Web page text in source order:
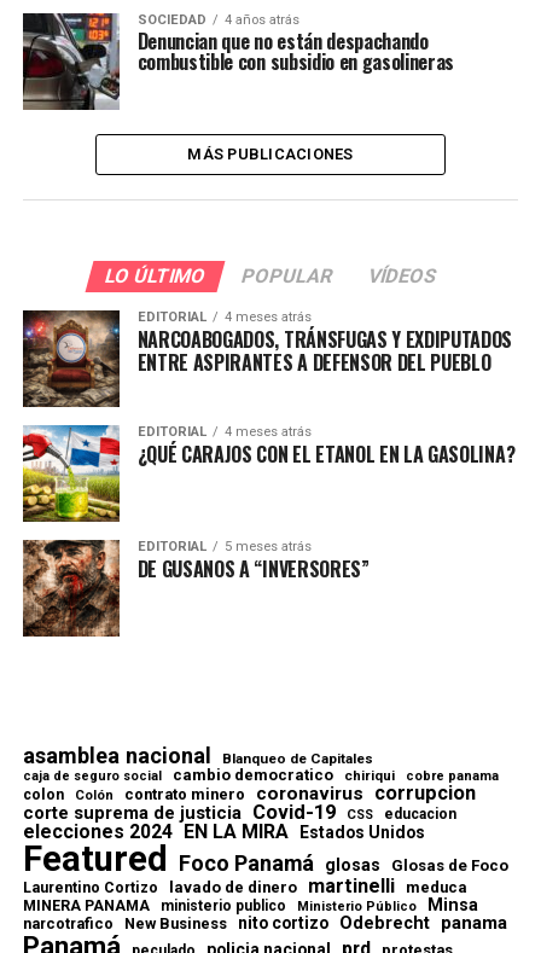
SOCIEDAD 4 años atrás
Denuncian que no están despachando
combustible con subsidio en gasolineras
MÁS PUBLICACIONES
LO ÚLTIMO POPULAR VÍDEOS
EDITORIAL 4 meses atrás
NARCOABOGADOS, TRÁNSFUGAS Y EXDIPUTADOS
ENTRE ASPIRANTES A DEFENSOR DEL PUEBLO
EDITORIAL 4 meses atrás
¿QUÉ CARAJOS CON EL ETANOL EN LA GASOLINA?
EDITORIAL 5 meses atrás
DE GUSANOS A “INVERSORES”
asamblea nacional Blanqueo de Capitales
caja de seguro social cambio democratico chiriqui cobre panama
colon Colón contrato minero coronavirus corrupcion
corte suprema de justicia Covid-19 CSS educacion
elecciones 2024 EN LA MIRA Estados Unidos
Featured Foco Panamá glosas Glosas de Foco
Laurentino Cortizo lavado de dinero martinelli meduca
MINERA PANAMA ministerio publico Ministerio Público Minsa
narcotrafico New Business nito cortizo Odebrecht panama
Panamá